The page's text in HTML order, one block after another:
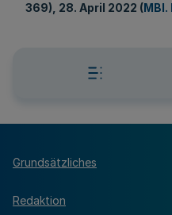
369), 28. April 2022 (MBl.
Grundsätzliches
Redaktion